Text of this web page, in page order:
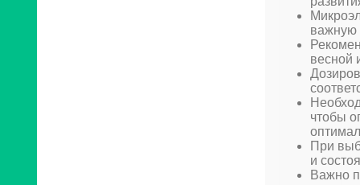
важную
весной
чтобы
При
и
Важно